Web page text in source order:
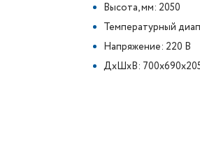
Высота, мм: 2050
Температурный
Напряжение: 220 В
ДxШxВ: